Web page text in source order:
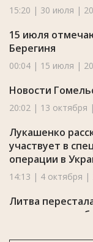
15:20 | 30 июля |
15 июля
Берегиня
00:04 | 15 июля |
Новости
20:02 | 13 октября
Лукашенко
участвует в
операции в
14:13 | 4 октября |
Литва
оздоровления